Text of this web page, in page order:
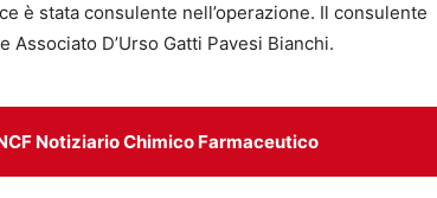
è stata consulente nell’operazione. Il consulente
D’Urso Gatti Pavesi Bianchi.
Notiziario Chimico Farmaceutico